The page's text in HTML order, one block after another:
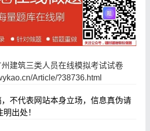
州建筑三类人员在线模拟考试试卷
Article/?38736.html
不代表网站本身立场，信息真伪请
出处！